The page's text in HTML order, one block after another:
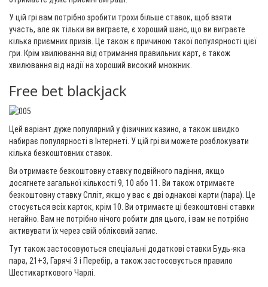
У цій грі вам потрібно зробити трохи більше ставок, щоб взяти
участь, але як тільки ви виграєте, є хороший шанс, що ви виграєте
кілька приємних призів. Це також є причиною такої популярності цієї
гри. Крім хвилювання від отримання правильних карт, є також
хвилювання від надії на хороший високий множник.
Free bet blackjack
Цей варіант дуже популярний у фізичних казино, а також швидко
набирає популярності в Інтернеті. У цій грі ви можете розблокувати
кілька безкоштовних ставок.
Ви отримаєте безкоштовну ставку подвійного падіння, якщо
досягнете загальної кількості 9, 10 або 11. Ви також отримаєте
безкоштовну ставку Спліт, якщо у вас є дві однакові карти (пара). Це
стосується всіх карток, крім 10. Ви отримаєте ці безкоштовні ставки
негайно. Вам не потрібно нічого робити для цього, і вам не потрібно
активувати їх через свій обліковий запис.
Тут також застосовуються спеціальні додаткові ставки Будь-яка
пара, 21+3, Гарячі 3 і Перебір, а також застосовується правило
Шестикарткового Чарлі.